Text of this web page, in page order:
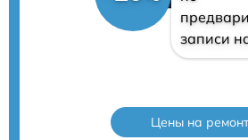
записи
Цены на ремонт